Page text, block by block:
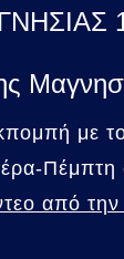
με
Πέμπτη
από